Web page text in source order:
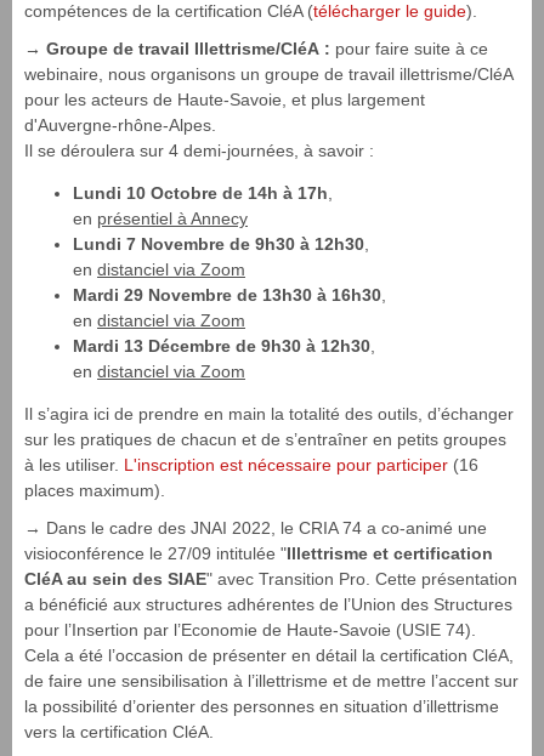
compétences de la certification CléA (télécharger le guide).
→ Groupe de travail Illettrisme/CléA : pour faire suite à ce
webinaire, nous organisons un groupe de travail illettrisme/CléA
pour les acteurs de Haute-Savoie, et plus largement
d'Auvergne-rhône-Alpes.
Il se déroulera sur 4 demi-journées, à savoir :
Lundi 10 Octobre de 14h à 17h
en présentiel à Annecy
Lundi 7 Novembre de 9h30 à 12h30
en distanciel via Zoom
Mardi 29 Novembre de 13h30 à 16h30
en distanciel via Zoom
Mardi 13 Décembre de 9h30 à 12h30
en distanciel via Zoom
Il s’agira ici de prendre en main la totalité des outils, d’échanger
sur les pratiques de chacun et de s’entraîner en petits groupes
à les utiliser. L'inscription est nécessaire pour participer (16
places maximum).
→ Dans le cadre des JNAI 2022, le CRIA 74 a co-animé une
visioconférence le 27/09 intitulée "Illettrisme et certification
CléA au sein des SIAE" avec Transition Pro. Cette présentation
a bénéficié aux structures adhérentes de l’Union des Structures
pour l’Insertion par l’Economie de Haute-Savoie (USIE 74).
Cela a été l’occasion de présenter en détail la certification CléA,
de faire une sensibilisation à l’illettrisme et de mettre l’accent sur
la possibilité d’orienter des personnes en situation d’illettrisme
vers la certification CléA.